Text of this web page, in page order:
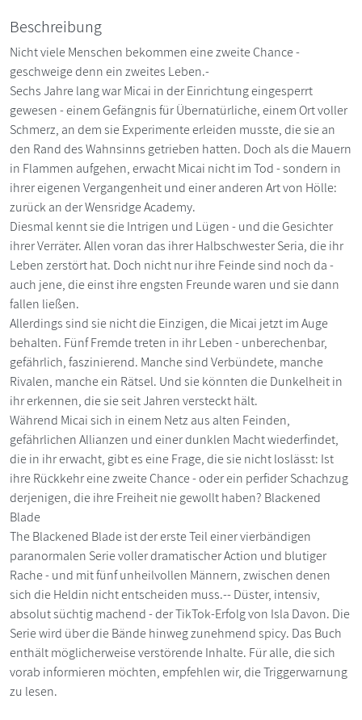
Beschreibung
Nicht viele Menschen bekommen eine zweite Chance -
geschweige denn ein zweites Leben.-
Sechs Jahre lang war Micai in der Einrichtung eingesperrt
gewesen - einem Gefängnis für Übernatürliche, einem Ort voller
Schmerz, an dem sie Experimente erleiden musste, die sie an
den Rand des Wahnsinns getrieben hatten. Doch als die Mauern
in Flammen aufgehen, erwacht Micai nicht im Tod - sondern in
ihrer eigenen Vergangenheit und einer anderen Art von Hölle:
zurück an der Wensridge Academy.
Diesmal kennt sie die Intrigen und Lügen - und die Gesichter
ihrer Verräter. Allen voran das ihrer Halbschwester Seria, die ihr
Leben zerstört hat. Doch nicht nur ihre Feinde sind noch da -
auch jene, die einst ihre engsten Freunde waren und sie dann
fallen ließen.
Allerdings sind sie nicht die Einzigen, die Micai jetzt im Auge
behalten. Fünf Fremde treten in ihr Leben - unberechenbar,
gefährlich, faszinierend. Manche sind Verbündete, manche
Rivalen, manche ein Rätsel. Und sie könnten die Dunkelheit in
ihr erkennen, die sie seit Jahren versteckt hält.
Während Micai sich in einem Netz aus alten Feinden,
gefährlichen Allianzen und einer dunklen Macht wiederfindet,
die in ihr erwacht, gibt es eine Frage, die sie nicht loslässt: Ist
ihre Rückkehr eine zweite Chance - oder ein perfider Schachzug
derjenigen, die ihre Freiheit nie gewollt haben? Blackened
Blade
The Blackened Blade ist der erste Teil einer vierbändigen
paranormalen Serie voller dramatischer Action und blutiger
Rache - und mit fünf unheilvollen Männern, zwischen denen
sich die Heldin nicht entscheiden muss.-- Düster, intensiv,
absolut süchtig machend - der TikTok-Erfolg von Isla Davon. Die
Serie wird über die Bände hinweg zunehmend spicy. Das Buch
enthält möglicherweise verstörende Inhalte. Für alle, die sich
vorab informieren möchten, empfehlen wir, die Triggerwarnung
zu lesen.